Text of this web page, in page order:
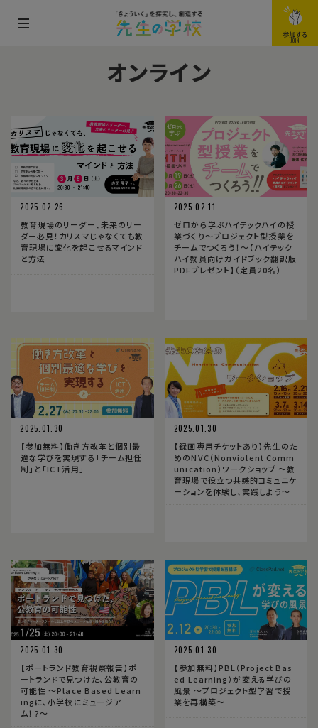
メ
開
閉
す
る
参加する
JOIN
オンライン
2025.02.26
教育現場のリーダー、未来のリー
ダー必見！カリスマじゃなくても教
育現場に変化を起こせるマインド
と方法
2025.02.11
ゼロから学ぶハイテックハイの授
業づくり〜プロジェクト型授業を
チームでつくろう！〜【ハイテック
ハイ教員向けガイドブック翻訳版
PDFプレゼント】（定員20名）
2025.01.30
【参加無料】働き方改革と個別最
適な学びを実現する「チーム担任
制」と「ICT活用」
2025.01.30
【録画専用チケットあり】先生のた
めのNVC（Nonviolent Comm
unication）ワークショップ 〜教
育現場で役立つ共感的コミュニケ
ーションを体験し、実践しよう〜
2025.01.30
【ポートランド教育視察報告】ポ
ートランドで見つけた、公教育の
可能性 〜Place Based Learn
ingに、小学校にミュージア
ム！？〜
2025.01.30
【参加無料】PBL（Project Bas
ed Learning）が変える学びの
風景 ～プロジェクト型学習で授
業を再構築～